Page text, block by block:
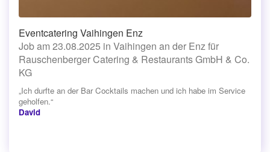
Eventcatering Vaihingen Enz
Job am 23.08.2025 in Vaihingen an der Enz für
Rauschenberger Catering & Restaurants GmbH & Co.
KG
„Ich durfte an der Bar Cocktails machen und ich habe im Service
geholfen.“
David